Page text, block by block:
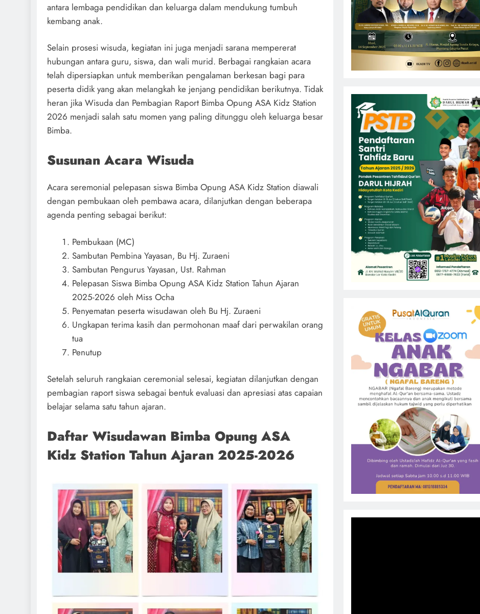
antara lembaga pendidikan dan keluarga dalam mendukung tumbuh
kembang anak.
Selain prosesi wisuda, kegiatan ini juga menjadi sarana mempererat
hubungan antara guru, siswa, dan wali murid. Berbagai rangkaian acara
telah dipersiapkan untuk memberikan pengalaman berkesan bagi para
peserta didik yang akan melangkah ke jenjang pendidikan berikutnya. Tidak
heran jika Wisuda dan Pembagian Raport Bimba Opung ASA Kidz Station
2026 menjadi salah satu momen yang paling ditunggu oleh keluarga besar
Bimba.
Susunan Acara Wisuda
Acara seremonial pelepasan siswa Bimba Opung ASA Kidz Station diawali
dengan pembukaan oleh pembawa acara, dilanjutkan dengan beberapa
agenda penting sebagai berikut:
Pembukaan (MC)
Sambutan Pembina Yayasan, Bu Hj. Zuraeni
Sambutan Pengurus Yayasan, Ust. Rahman
Pelepasan Siswa Bimba Opung ASA Kidz Station Tahun Ajaran
2025-2026 oleh Miss Ocha
Penyematan peserta wisudawan oleh Bu Hj. Zuraeni
Ungkapan terima kasih dan permohonan maaf dari perwakilan orang
tua
Penutup
Setelah seluruh rangkaian ceremonial selesai, kegiatan dilanjutkan dengan
pembagian raport siswa sebagai bentuk evaluasi dan apresiasi atas capaian
belajar selama satu tahun ajaran.
Daftar Wisudawan Bimba Opung ASA
Kidz Station Tahun Ajaran 2025-2026